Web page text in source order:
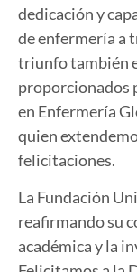
dedicación y
de enfermería a
triunfo también
proporcionados
en Enfermería
quien
felicitaciones.
La Fundación
reafirmando su
académica y la